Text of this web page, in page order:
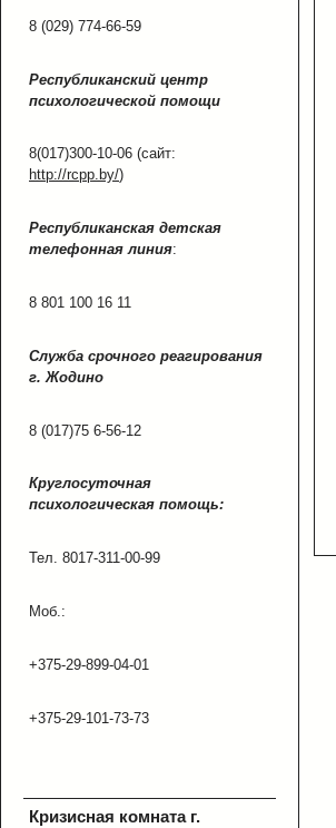
8 (029) 774-66-59
Республиканский центр
психологической помощи
8(017)300-10-06 (сайт:
http://rcpp.by/)
Республиканская детская
телефонная линия:
8 801 100 16 11
Служба срочного реагирования
г. Жодино
8 (017)75 6-56-12
Круглосуточная
психологическая помощь:
Тел. 8017-311-00-99
Моб.:
+375-29-899-04-01
+375-29-101-73-73
Кризисная комната г.